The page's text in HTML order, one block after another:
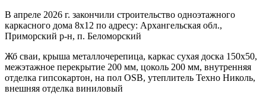
В апреле 2026 г. закончили строительство одноэтажного
каркасного дома 8х12 по адресу: Архангельская обл.,
Приморский р-н, п. Беломорский
Жб сваи, крыша металлочерепица, каркас сухая доска 150х50,
межэтажное перекрытие 200 мм, цоколь 200 мм, внутренняя
отделка гипсокартон, на пол OSB, утеплитель Техно Николь,
внешняя отделка виниловый